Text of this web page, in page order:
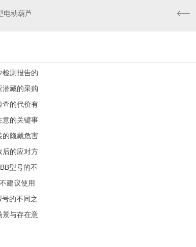
电动葫芦
检测报告的
潜藏的采购
查的代价有
意的关键事
的隐藏危害
后的应对方
型号的不
建议使用
的不同之
景与存在意